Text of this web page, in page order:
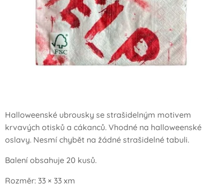
Halloweenské ubrousky se strašidelným motivem
krvavých otisků a cákanců. Vhodné na halloweenské
oslavy. Nesmí chybět na žádné strašidelné tabuli.
Balení obsahuje 20 kusů.
Rozměr: 33 × 33 xm